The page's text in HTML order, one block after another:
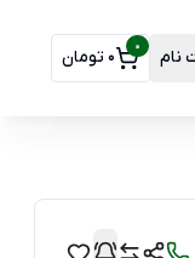
نام 0 0 تومان